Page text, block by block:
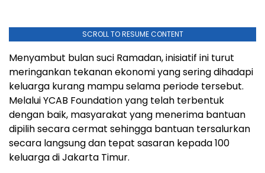
SCROLL TO RESUME CONTENT
Menyambut bulan suci Ramadan, inisiatif ini turut
meringankan tekanan ekonomi yang sering dihadapi
keluarga kurang mampu selama periode tersebut.
Melalui YCAB Foundation yang telah terbentuk
dengan baik, masyarakat yang menerima bantuan
dipilih secara cermat sehingga bantuan tersalurkan
secara langsung dan tepat sasaran kepada 100
keluarga di Jakarta Timur.